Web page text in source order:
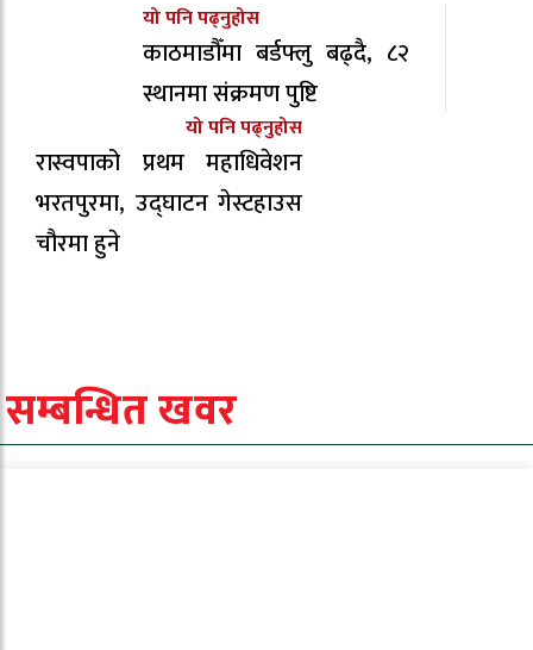
यो पनि पढ्नुहोस
काठमाडौँमा बर्डफ्लु बढ्दै, ८२
स्थानमा संक्रमण पुष्टि
यो पनि पढ्नुहोस
रास्वपाको प्रथम महाधिवेशन
भरतपुरमा, उद्घाटन गेस्टहाउस
चौरमा हुने
सम्बन्धित खवर